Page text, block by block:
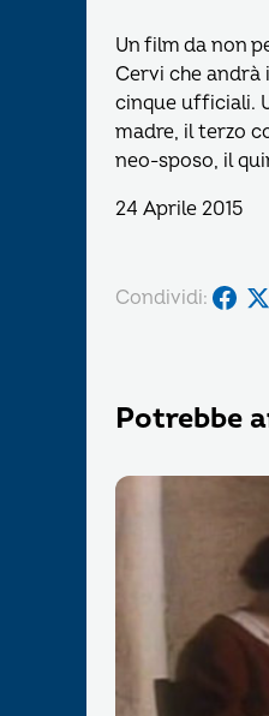
Un film da non
Cervi che andrà
cinque ufficiali.
madre, il terzo
neo-sposo, il
24 Aprile 2015
Condividi:
Potrebbe